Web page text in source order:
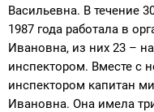
Васильевна. В течение
1987 года работала в
Ивановна, из них 23 –
инспектором. Вместе с
инспектором капитан
Ивановна. Она имела